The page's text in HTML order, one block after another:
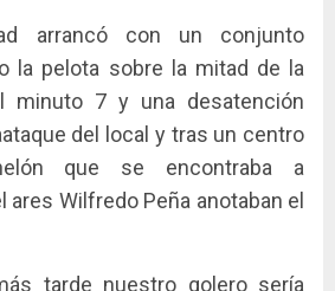
arrancó con un conjunto
la pelota sobre la mitad de la
minuto 7 y una desatención
del local y tras un centro
que se encontraba a
Wilfredo Peña anotaban el
tarde nuestro golero sería